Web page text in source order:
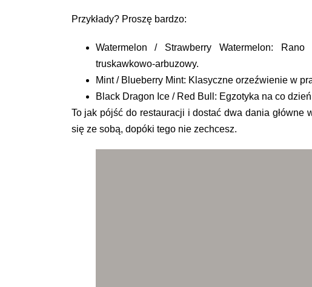
Przykłady? Proszę bardzo:
Watermelon / Strawberry Watermelon: Rano
truskawkowo-arbuzowy.
Mint / Blueberry Mint: Klasyczne orzeźwienie w
Black Dragon Ice / Red Bull : Egzotyka na co
To jak pójść do restauracji i dostać dwa dania
się ze sobą, dopóki tego nie zechcesz.